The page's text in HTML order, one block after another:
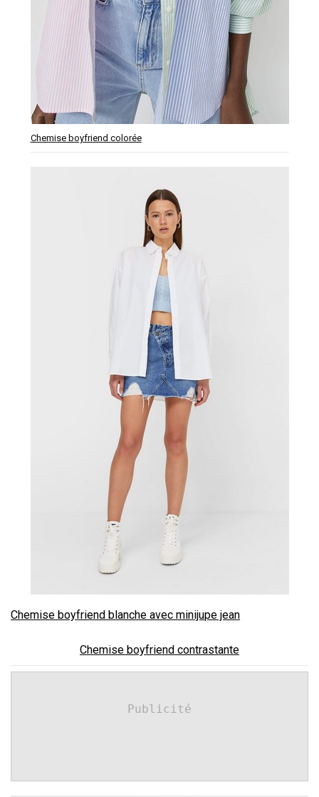
Chemise boyfriend colorée
Chemise boyfriend blanche avec minijupe jean
Chemise boyfriend contrastante
Publicité